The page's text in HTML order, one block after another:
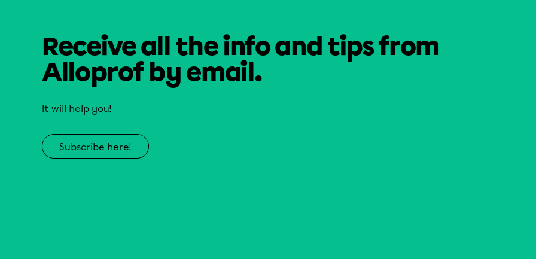
Receive all the info and tips from
Alloprof by email.
It will help you!
Subscribe here!